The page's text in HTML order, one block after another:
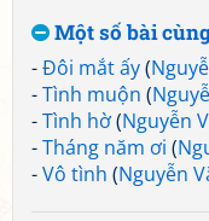
Một số bài
-Đôi mắt ấy(
-Tình muộn (
-Tình hờ(Nguyễn
-Tháng năm ơi (
-Vô tình (Nguyễn